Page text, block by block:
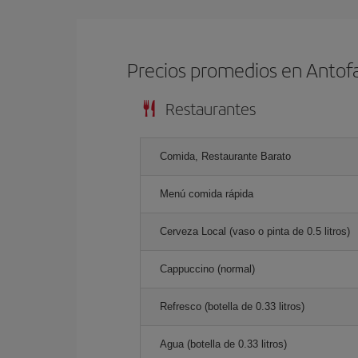
Precios promedios en
Restaurantes
Comida, Restaurante Barato
Menú comida rápida
Cerveza Local (vaso o pinta de 0.5 litros)
Cappuccino (normal)
Refresco (botella de 0.33 litros)
Agua (botella de 0.33 litros)